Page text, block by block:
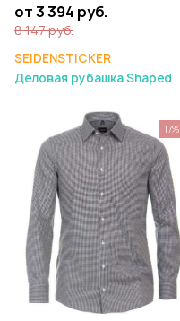
от 3 394 руб.
8 147 руб.
SEIDENSTICKER
Деловая рубашка Shaped
17%